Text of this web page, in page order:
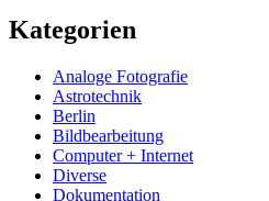
Kategorien
Analoge Fotografie
Astrotechnik
Berlin
Bildbearbeitung
Computer + Internet
Diverse
Dokumentation